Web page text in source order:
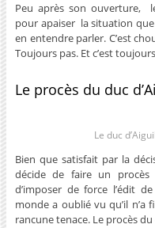
Peu après son ouverture,
pour apaiser la situation que
en entendre parler. C’est
Toujours pas. Et c’est
Le procès du duc
Le duc
Bien que satisfait par la
décide de faire un
d’imposer de force l’édit
monde a oublié vu qu’il n’a
rancune tenace. Le procès